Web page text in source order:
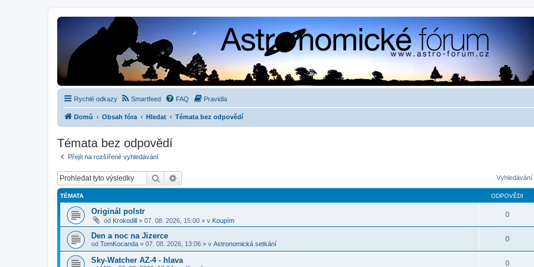
Rychlé odkazy Smartfeed FAQ Pravidla
Domů Obsah fóra Hledat Témata bez odpovědí
Témata bez odpovědí
Přejít na rozšířené vyhledávání
Hledat Vyhledávání
TÉMATA ODPOVĚDI
Originál polstr
od Krokodill » 07. 08. 2026, 15:00 » v Koupím
0
Den a noc na Jizerce
od TomKocanda » 07. 08. 2026, 13:06 » v Astronomická setkání
0
Sky-Watcher AZ-4 - hlava 0